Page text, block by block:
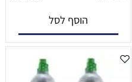
הוסף לסל